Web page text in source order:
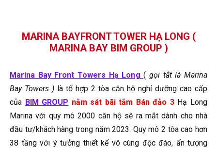
MARINA BAYFRONT TOWER HẠ LONG (
MARINA BAY BIM GROUP )
Marina Bay Front Towers Hạ Long( gọi tắt là Marina
Bay Towers ) là tổ hợp 2 tòa căn hộ nghỉ dưỡng cao cấp
của BIM GROUP nằm sát bãi tắm Bán đảo 3Hạ Long
Marina với quy mô 2000 căn hộ sẽ ra mắt dành cho nhà
đầu tư/khách hàng trong năm 2023. Quy mô 2 tòa cao hơn
38 tầng với ý tưởng thiết kế vô cùng độc đáo, ấn tượng